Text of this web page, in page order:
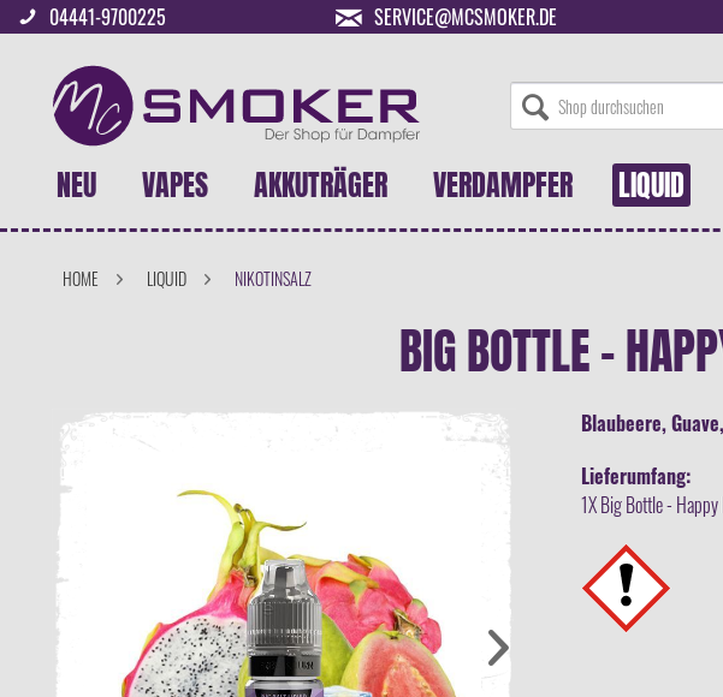
04441-9700225 SERVICE@MCSMOKER.DE
NEU VAPES AKKUTRÄGER VERDAMPFER LIQUID
HOME LIQUID NIKOTINSALZ
BIG BOTTLE -
Blaubeere,
Lieferumfang:
1X Big Bottle -